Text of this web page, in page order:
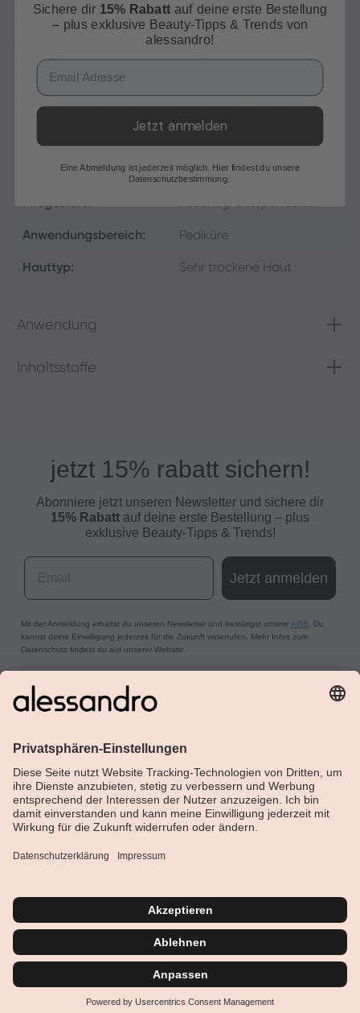
ausgelöste Abschuppung der Haut wird das Hautbild
geklärt ohne die Haut durch Rubbeln oder grobe
Peelingpartikel zu reizen Wirkung Durch ihre
vorzüglichen Peeling-Eigenschaften können
Ananasenzyme sachte die Hornhaut regulieren - für ein
nachhaltig glattes und geschmeidiges Hautbild sorgen.
75 ml
Pflegestufe: Feuchtigkeitsspendend
Anwendungsbereich: Pediküre
Hauttyp: Sehr trockene Haut
Anwendung
Inhaltsstoffe
jetzt 15% rabatt sichern!
Abonniere jetzt unseren Newsletter und sichere dir
15% Rabatt auf deine erste Bestellung – plus
exklusive Beauty-Tipps & Trends!
Email
Jetzt anmelden
Mit der Anmeldung erhältst du unseren Newsletter und bestätigst unsere AGB . Du
kannst deine Einwilligung jederzeit für die Zukunft widerrufen. Mehr Infos zum
Datenschutz findest du auf unserer Website.
Über Alessandro
Shop
Vertrag widerrufen
Sichere dir 15% Rabatt auf deine erste Bestellung
– plus exklusive Beauty-Tipps & Trends von
alessandro!
Email
Jetzt anmelden
Eine Abmeldung ist jederzeit möglich. Hier findest du unsere
Datenschutzbestimmung.